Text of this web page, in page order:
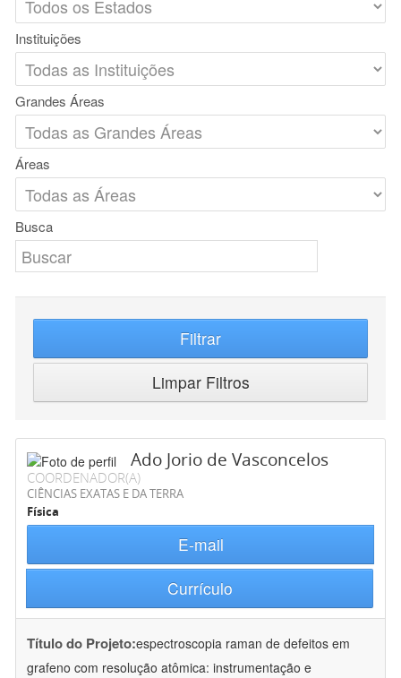
Instituições
Grandes Áreas
Áreas
Busca
Filtrar
Limpar Filtros
Ado Jorio de Vasconcelos
COORDENADOR(A)
CIÊNCIAS EXATAS E DA TERRA
Física
E-mail
Currículo
Título do Projeto:espectroscopia raman de defeitos em
grafeno com resolução atômica: instrumentação e